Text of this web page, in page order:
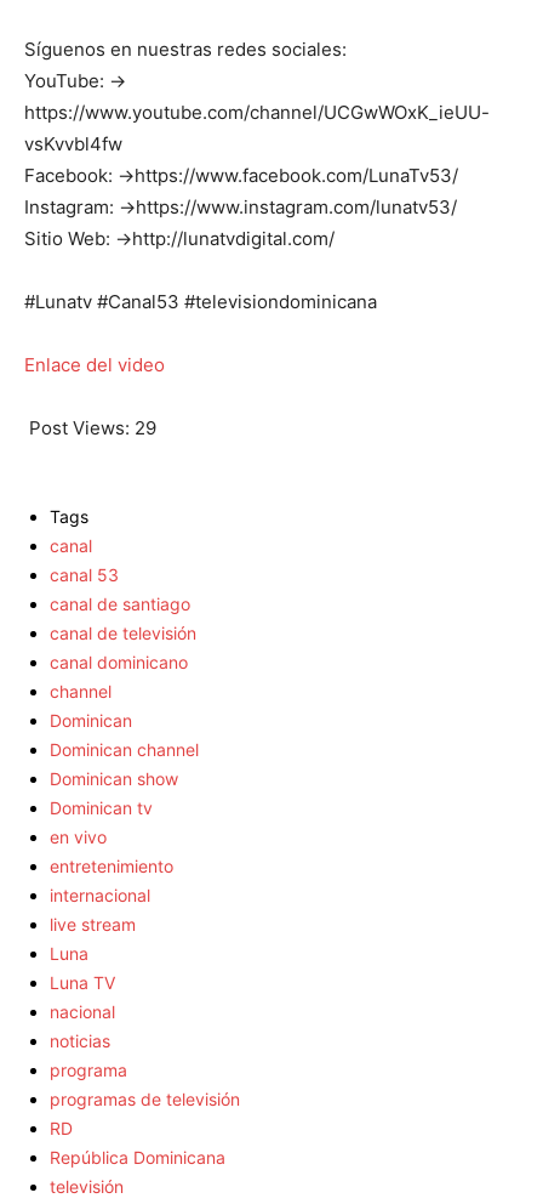
Síguenos en nuestras redes sociales:
YouTube: →
https://www.youtube.com/channel/UCGwWOxK_ieUU-
vsKvvbl4fw
Facebook: →https://www.facebook.com/LunaTv53/
Instagram: →https://www.instagram.com/lunatv53/
Sitio Web: →http://lunatvdigital.com/
#Lunatv #Canal53 #televisiondominicana
Enlace del video
Post Views: 29
Tags
canal
canal 53
canal de santiago
canal de televisión
canal dominicano
channel
Dominican
Dominican channel
Dominican show
Dominican tv
en vivo
entretenimiento
internacional
live stream
Luna
Luna TV
nacional
noticias
programa
programas de televisión
RD
República Dominicana
televisión